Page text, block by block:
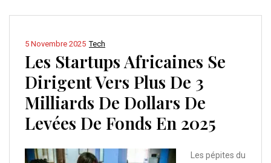
Tech
5 Novembre 2025
Les Startups Africaines Se
Dirigent Vers Plus De 3
Milliards De Dollars De
Levées De Fonds En 2025
Les pépites du